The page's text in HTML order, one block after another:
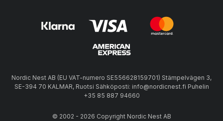
Nordic Nest AB (EU VAT-numero SE556628159701) Stämpelvägen 3,
SE-394 70 KALMAR, Ruotsi Sähköposti: info@nordicnest.fi Puhelin
+35 85 887 94660
© 2002 - 2026 Copyright Nordic Nest AB